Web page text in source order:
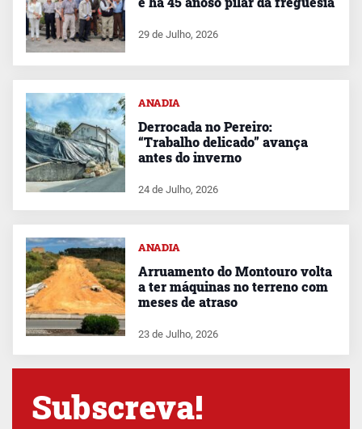
29 de Julho, 2026
ANADIA
Derrocada no Pereiro:
“Trabalho delicado” avança
antes do inverno
24 de Julho, 2026
ANADIA
Arruamento do Montouro volta
a ter máquinas no terreno com
meses de atraso
23 de Julho, 2026
Subscreva!